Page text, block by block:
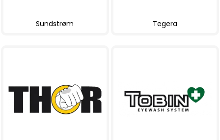
Sundstrøm Tegera